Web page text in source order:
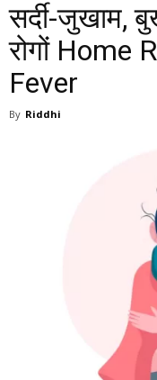
सर्दी-जुखाम,
रोगों Home
Fever
By Riddhi